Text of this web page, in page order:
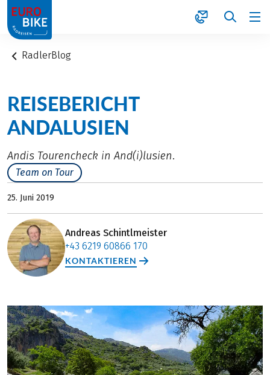
1
RadlerBlog
REISEBERICHT
ANDALUSIEN
Andis Tourencheck in And(i)lusien.
Team on Tour
25. Juni 2019
Andreas Schintlmeister
+43 6219 60866 170
KONTAKTIEREN